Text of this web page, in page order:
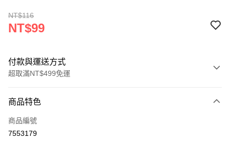
NT$116
NT$99
付款與運送方式
超取滿NT$499免運
信用卡一次付款
超商取貨付款
商品特色
商品編號
7553179